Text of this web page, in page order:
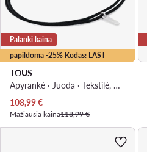
papildoma -25% Kodas: LAST
Palanki kaina
TOUS
Apyrankė · Juoda · Tekstilė, Metalas
Dabartinė kaina
108,99€
Mažiausia kaina118,99 €